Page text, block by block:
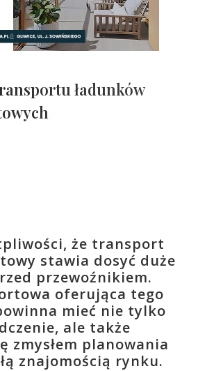
ładunków
że transport
stawia dosyć duże
przewoźnikiem.
oferująca tego
mieć nie tylko
ale także
zmysłem planowania
znajomością rynku.